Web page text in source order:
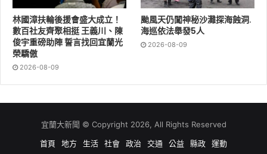
林國漳扶輪後援會盛大成立！
數百社友齊聚相挺 王義川、陳
俊宇重磅助陣 誓言找回宜蘭光
榮驕傲
2026-08-09
颱風天仍闖神秘沙灘探海蝕洞.
海巡依法舉發5人
2026-08-09
宜蘭大新聞 © Copyright 2026, All Rights Reserved
首頁
地方 生活 社會 政治 交通 公益 縣政 運動